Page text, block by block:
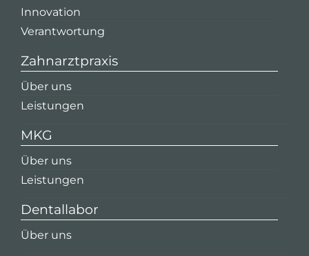
Innovation
Verantwortung
Zahnarztpraxis
Über uns
Leistungen
MKG
Über uns
Leistungen
Dentallabor
Über uns